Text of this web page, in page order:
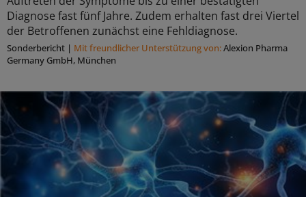
Diagnose fast fünf Jahre. Zudem erhalten fast drei Viertel
der Betroffenen zunächst eine Fehldiagnose.
Sonderbericht | Mit freundlicher Unterstützung von:Alexion Pharma
Germany GmbH, München